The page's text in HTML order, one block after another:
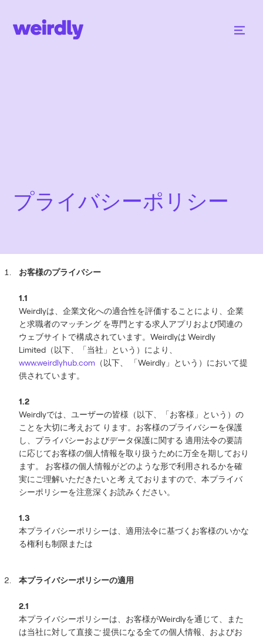
プライバシーポリシー
お客様のプライバシー
1.1
Weirdlyは、企業文化への適合性を評価することにより、企業
と求職者のマッチング を専門とする求人アプリおよび関連の
ウェブサイトで構成されています。Weirdlyは Weirdly
Limited（以下、「当社」という）により、
www.weirdlyhub.com （以下、 「Weirdly」という）において提
供されています。
1.2
Weirdlyでは、ユーザーの皆様（以下、「お客様」という）の
ことを大切に考えおて ります。お客様のプライバシーを保護
し、プライバシーおよびデータ保護に関する 適用法令の要請
に応じてお客様の個人情報を取り扱うために万全を期しており
ます。 お客様の個人情報がどのような形で利用されるかを確
実にご理解いただきたいと考 えておりますので、本プライバ
シーポリシーを注意深くお読みください。
1.3
本プライバシーポリシーは、適用法令に基づくお客様のいかな
る権利も制限または
本プライバシーポリシーの適用
2.1
本プライバシーポリシーは、お客様がWeirdlyを通じて、また
は当社に対して直接ご 提供になる全ての個人情報、およびお